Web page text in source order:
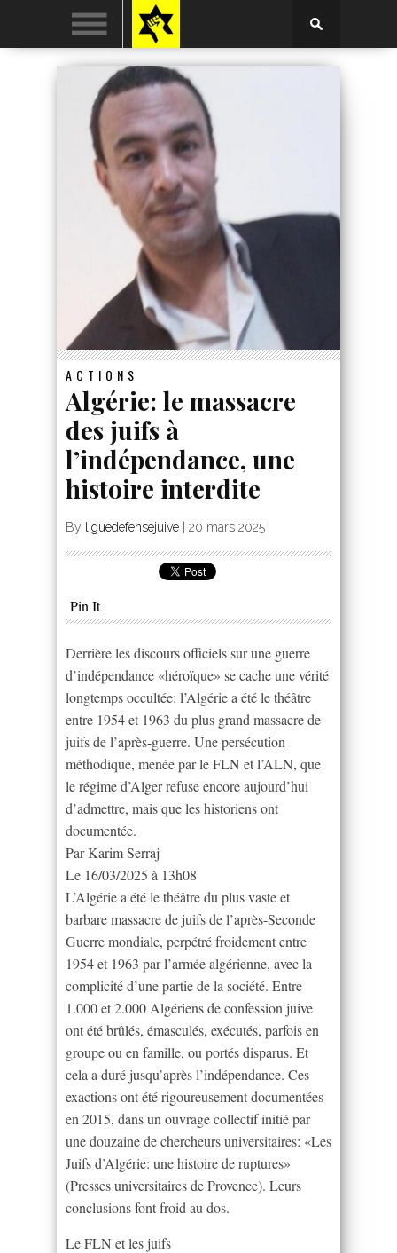
ACTIONS
Algérie: le massacre
des juifs à
l’indépendance, une
histoire interdite
By liguedefensejuive 20 mars 2025
Pin It
Derrière les discours officiels sur une guerre
d’indépendance «héroïque» se cache une vérité
longtemps occultée: l’Algérie a été le théâtre
entre 1954 et 1963 du plus grand massacre de
juifs de l’après-guerre. Une persécution
méthodique, menée par le FLN et l’ALN, que
le régime d’Alger refuse encore aujourd’hui
d’admettre, mais que les historiens ont
documentée.
Par Karim Serraj
Le 16/03/2025 à 13h08
L’Algérie a été le théâtre du plus vaste et
barbare massacre de juifs de l’après-Seconde
Guerre mondiale, perpétré froidement entre
1954 et 1963 par l’armée algérienne, avec la
complicité d’une partie de la société. Entre
1.000 et 2.000 Algériens de confession juive
ont été brûlés, émasculés, exécutés, parfois en
groupe ou en famille, ou portés disparus. Et
cela a duré jusqu’après l’indépendance. Ces
exactions ont été rigoureusement documentées
en 2015, dans un ouvrage collectif initié par
une douzaine de chercheurs universitaires: «Les
Juifs d’Algérie: une histoire de ruptures»
(Presses universitaires de Provence). Leurs
conclusions font froid au dos.
Le FLN et les juifs